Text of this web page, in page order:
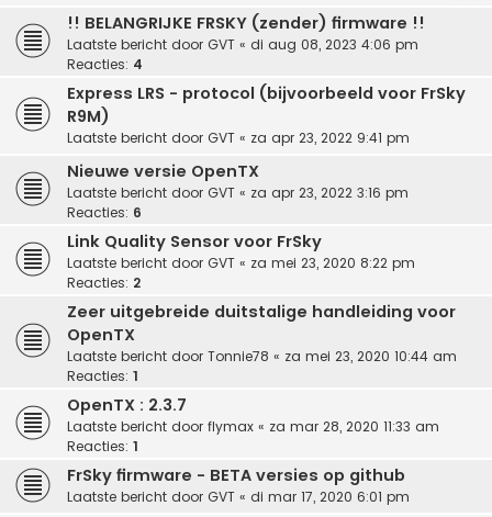
!! BELANGRIJKE FRSKY (zender) firmware !!
Laatste bericht door GVT « di aug 08, 2023 4:06 pm
Reacties: 4
Express LRS - protocol (bijvoorbeeld voor FrSky
R9M)
Laatste bericht door GVT « za apr 23, 2022 9:41 pm
Nieuwe versie OpenTX
Laatste bericht door GVT « za apr 23, 2022 3:16 pm
Reacties: 6
Link Quality Sensor voor FrSky
Laatste bericht door GVT « za mei 23, 2020 8:22 pm
Reacties: 2
Zeer uitgebreide duitstalige handleiding voor
OpenTX
Laatste bericht door Tonnie78 « za mei 23, 2020 10:44 am
Reacties: 1
OpenTX : 2.3.7
Laatste bericht door flymax « za mar 28, 2020 11:33 am
Reacties: 1
FrSky firmware - BETA versies op github
Laatste bericht door GVT « di mar 17, 2020 6:01 pm